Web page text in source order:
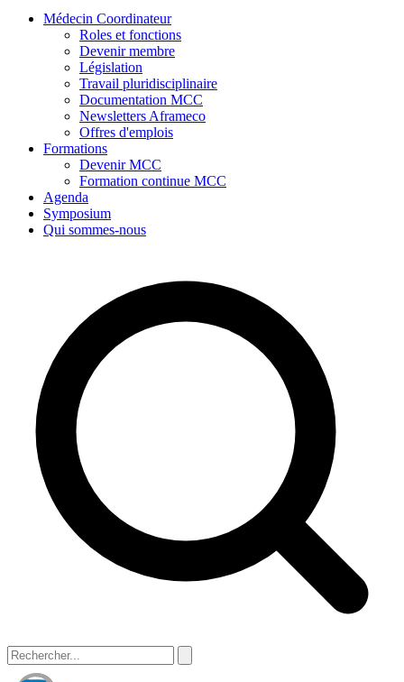
Médecin Coordinateur
Roles et fonctions
Devenir membre
Législation
Travail pluridisciplinaire
Documentation MCC
Newsletters Aframeco
Offres d'emplois
Formations
Devenir MCC
Formation continue MCC
Agenda
Symposium
Qui sommes-nous